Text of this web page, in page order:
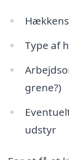
Type af
grene?)
udstyr